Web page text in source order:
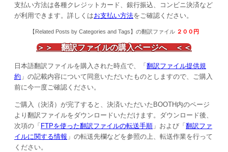
支払い方法は各種クレジットカード、銀行振込、コンビニ決済など
が利用できます。詳しくはお支払い方法をご確認ください。
【Related Posts by Categories and Tags】の翻訳ファイル ２００ 円
＞＞ 翻訳ファイルの購入ページへ ＜＜
日本語翻訳ファイルを購入された時点で、「 翻訳ファイル提供規
約 」の記載内容について同意いただいたものとしますので、ご購入
前に今一度ご確認ください。
ご購入（決済）が完了すると、決済いただいたBOOTH内のページ
より翻訳ファイルをダウンロードいただけます。ダウンロード後、
次項の「 FTPを使った翻訳ファイルの転送手順 」および「 翻訳ファ
イルに関する情報 」の転送先欄などを参照の上、転送作業を行って
ください。